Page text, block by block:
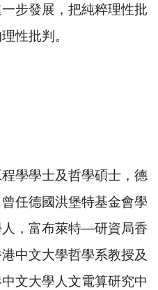
步發展，把純粹理性批
性批判。
學士及哲學碩士，德
任德國洪堡特基金會學
，富布萊特—研資局香
中文大學哲學系教授及
文大學人文電算研究中